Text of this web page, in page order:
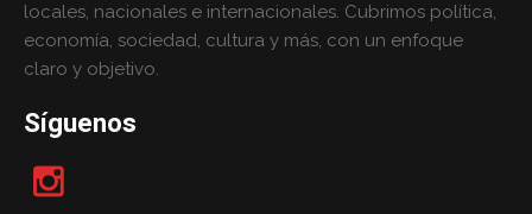
locales, nacionales e internacionales. Cubrimos política,
economía, sociedad, cultura y más, con un enfoque
claro y objetivo.
Síguenos